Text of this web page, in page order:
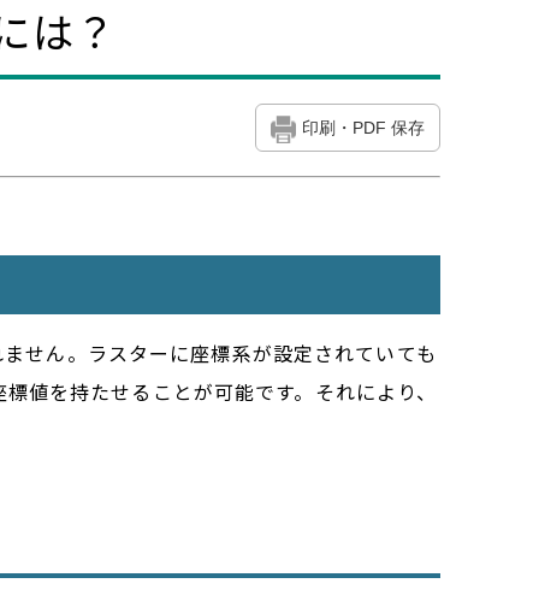
は？
印刷・PDF 保存
せん。ラスターに座標系が設定されていても
値を持たせることが可能です。それにより、